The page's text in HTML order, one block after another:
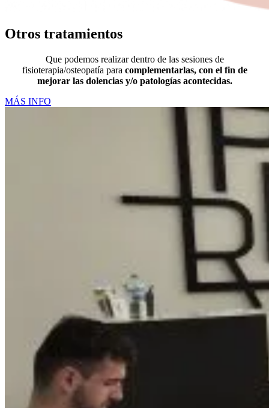
Otros tratamientos
Que podemos realizar dentro de las sesiones de
fisioterapia/osteopatía para complementarlas, con el fin de
mejorar las dolencias y/o patologías acontecidas.
MÁS INFO